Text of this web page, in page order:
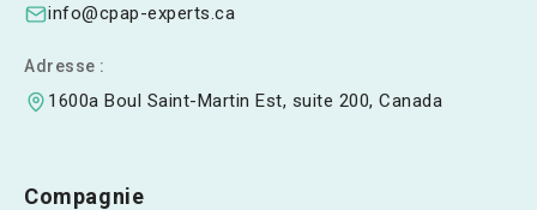
info@cpap-experts.ca
Adresse :
1600a Boul Saint-Martin Est, suite 200, Canada
Compagnie